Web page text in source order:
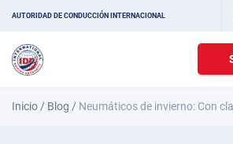
AUTORIDAD DE CONDUCCIÓN INTERNACIONAL
Inicio / Blog / Neumáticos de invierno: Con